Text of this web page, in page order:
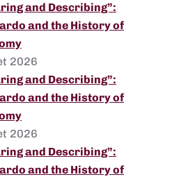
and Describing”:
and the History of
2026
and Describing”:
and the History of
2026
and Describing”:
and the History of